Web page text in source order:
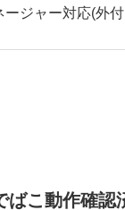
ジャー対応(外
ばこ動作確認